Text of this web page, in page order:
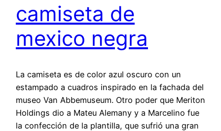
camiseta de
mexico negra
La camiseta es de color azul oscuro con un
estampado a cuadros inspirado en la fachada del
museo Van Abbemuseum. Otro poder que Meriton
Holdings dio a Mateu Alemany y a Marcelino fue
la confección de la plantilla, que sufrió una gran